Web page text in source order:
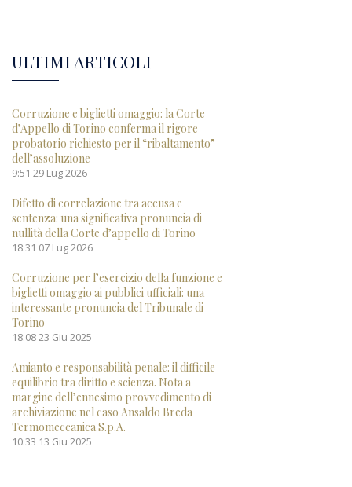
ULTIMI ARTICOLI
Corruzione e biglietti omaggio: la Corte
d’Appello di Torino conferma il rigore
probatorio richiesto per il “ribaltamento”
dell’assoluzione
9:51 29 Lug 2026
Difetto di correlazione tra accusa e
sentenza: una significativa pronuncia di
nullità della Corte d’appello di Torino
18:31 07 Lug 2026
Corruzione per l’esercizio della funzione e
biglietti omaggio ai pubblici ufficiali: una
interessante pronuncia del Tribunale di
Torino
18:0823 Giu 2025
Amianto e responsabilità penale: il difficile
equilibrio tra diritto e scienza. Nota a
margine dell’ennesimo provvedimento di
archiviazione nel caso Ansaldo Breda
Termomeccanica S.p.A.
10:33 13 Giu 2025